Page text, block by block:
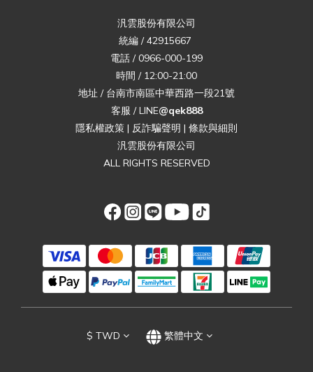
汎雲股份有限公司
統編 / 42915667
電話 / 0966-000-199
時間 / 12:00-21:00
地址 / 台南市南區中華西路一段21號
客服 / LINE@qek888
隱私權政策 | 反詐騙聲明 | 條款與細則
汎雲股份有限公司
ALL RIGHTS RESERVED
$ TWD 繁體中文